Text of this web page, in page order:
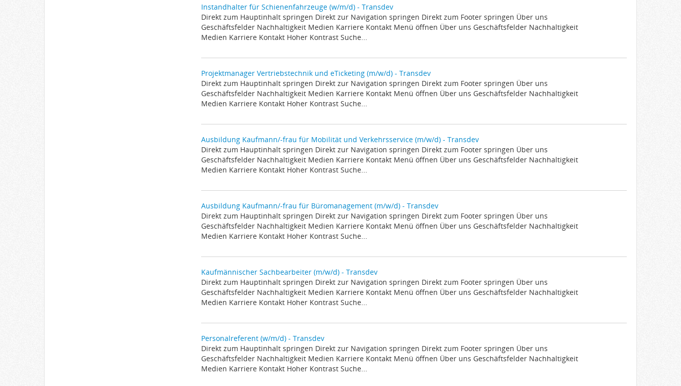
Instandhalter für Schienenfahrzeuge (w/m/d) - Transdev
Direkt zum Hauptinhalt springen Direkt zur Navigation springen Direkt zum Footer springen Über uns
Geschäftsfelder Nachhaltigkeit Medien Karriere Kontakt Menü öffnen Über uns Geschäftsfelder Nachhaltigkeit
Medien Karriere Kontakt Hoher Kontrast Suche...
Projektmanager Vertriebstechnik und eTicketing (m/w/d) - Transdev
Direkt zum Hauptinhalt springen Direkt zur Navigation springen Direkt zum Footer springen Über uns
Geschäftsfelder Nachhaltigkeit Medien Karriere Kontakt Menü öffnen Über uns Geschäftsfelder Nachhaltigkeit
Medien Karriere Kontakt Hoher Kontrast Suche...
Ausbildung Kaufmann/-frau für Mobilität und Verkehrsservice (m/w/d) - Transdev
Direkt zum Hauptinhalt springen Direkt zur Navigation springen Direkt zum Footer springen Über uns
Geschäftsfelder Nachhaltigkeit Medien Karriere Kontakt Menü öffnen Über uns Geschäftsfelder Nachhaltigkeit
Medien Karriere Kontakt Hoher Kontrast Suche...
Ausbildung Kaufmann/-frau für Büromanagement (m/w/d) - Transdev
Direkt zum Hauptinhalt springen Direkt zur Navigation springen Direkt zum Footer springen Über uns
Geschäftsfelder Nachhaltigkeit Medien Karriere Kontakt Menü öffnen Über uns Geschäftsfelder Nachhaltigkeit
Medien Karriere Kontakt Hoher Kontrast Suche...
Kaufmännischer Sachbearbeiter (m/w/d) - Transdev
Direkt zum Hauptinhalt springen Direkt zur Navigation springen Direkt zum Footer springen Über uns
Geschäftsfelder Nachhaltigkeit Medien Karriere Kontakt Menü öffnen Über uns Geschäftsfelder Nachhaltigkeit
Medien Karriere Kontakt Hoher Kontrast Suche...
Personalreferent (w/m/d) - Transdev
Direkt zum Hauptinhalt springen Direkt zur Navigation springen Direkt zum Footer springen Über uns
Geschäftsfelder Nachhaltigkeit Medien Karriere Kontakt Menü öffnen Über uns Geschäftsfelder Nachhaltigkeit
Medien Karriere Kontakt Hoher Kontrast Suche...